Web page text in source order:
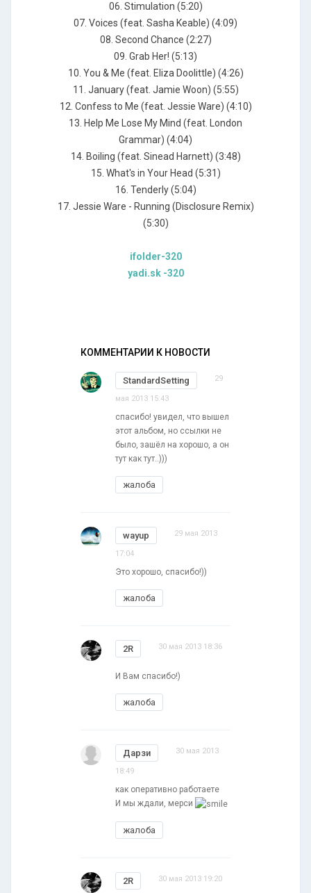
06. Stimulation (5:20)
07. Voices (feat. Sasha Keable) (4:09)
08. Second Chance (2:27)
09. Grab Her! (5:13)
10. You & Me (feat. Eliza Doolittle) (4:26)
11. January (feat. Jamie Woon) (5:55)
12. Confess to Me (feat. Jessie Ware) (4:10)
13. Help Me Lose My Mind (feat. London
Grammar) (4:04)
14. Boiling (feat. Sinead Harnett) (3:48)
15. What's in Your Head (5:31)
16. Tenderly (5:04)
17. Jessie Ware - Running (Disclosure Remix)
(5:30)
ifolder-320
yadi.sk -320
КОММЕНТАРИИ К НОВОСТИ
StandardSetting 29
мая 2013 15:43
спасибо! увидел, что вышел
этот альбом, но ссылки не
было, зашёл на хорошо, а он
тут как тут..)))
жалоба
wayup 29 мая 2013
17:04
Это хорошо, спасибо!))
жалоба
2R 30 мая 2013 18:36
И Вам спасибо!)
жалоба
Дарзи 30 мая 2013
18:49
как оперативно работаете
И мы ждали, мерси
жалоба
2R 30 мая 2013 19:20